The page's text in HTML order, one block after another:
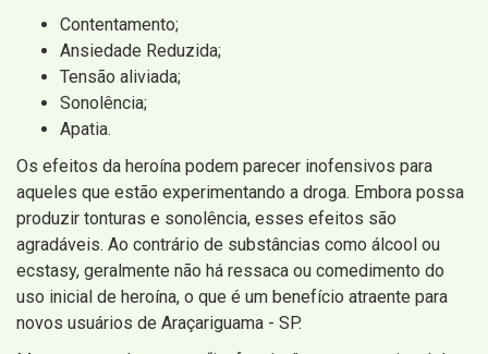
Contentamento;
Ansiedade Reduzida;
Tensão aliviada;
Sonolência;
Apatia.
Os efeitos da heroína podem parecer inofensivos para
aqueles que estão experimentando a droga. Embora possa
produzir tonturas e sonolência, esses efeitos são
agradáveis. Ao contrário de substâncias como álcool ou
ecstasy, geralmente não há ressaca ou comedimento do
uso inicial de heroína, o que é um benefício atraente para
novos usuários de Araçariguama - SP.